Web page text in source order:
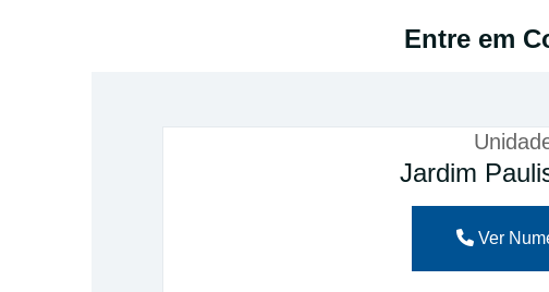
Entre em
Jardim
Ver